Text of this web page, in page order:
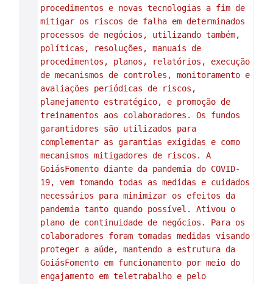
procedimentos e novas tecnologias a fim de
mitigar os riscos de falha em determinados
processos de negócios, utilizando também,
políticas, resoluções, manuais de
procedimentos, planos, relatórios, execução
de mecanismos de controles, monitoramento e
avaliações periódicas de riscos,
planejamento estratégico, e promoção de
treinamentos aos colaboradores. Os fundos
garantidores são utilizados para
complementar as garantias exigidas e como
mecanismos mitigadores de riscos. A
GoiásFomento diante da pandemia do COVID-
19, vem tomando todas as medidas e cuidados
necessários para minimizar os efeitos da
pandemia tanto quando possível. Ativou o
plano de continuidade de negócios. Para os
colaboradores foram tomadas medidas visando
proteger a aúde, mantendo a estrutura da
GoiásFomento em funcionamento por meio do
engajamento em teletrabalho e pelo